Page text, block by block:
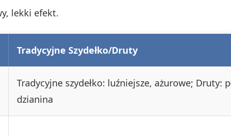
lekki efekt.
Tradycyjne Szydełko/Druty
Tradycyjne szydełko: luźniejsze, ażurowe; Druty:
dzianina